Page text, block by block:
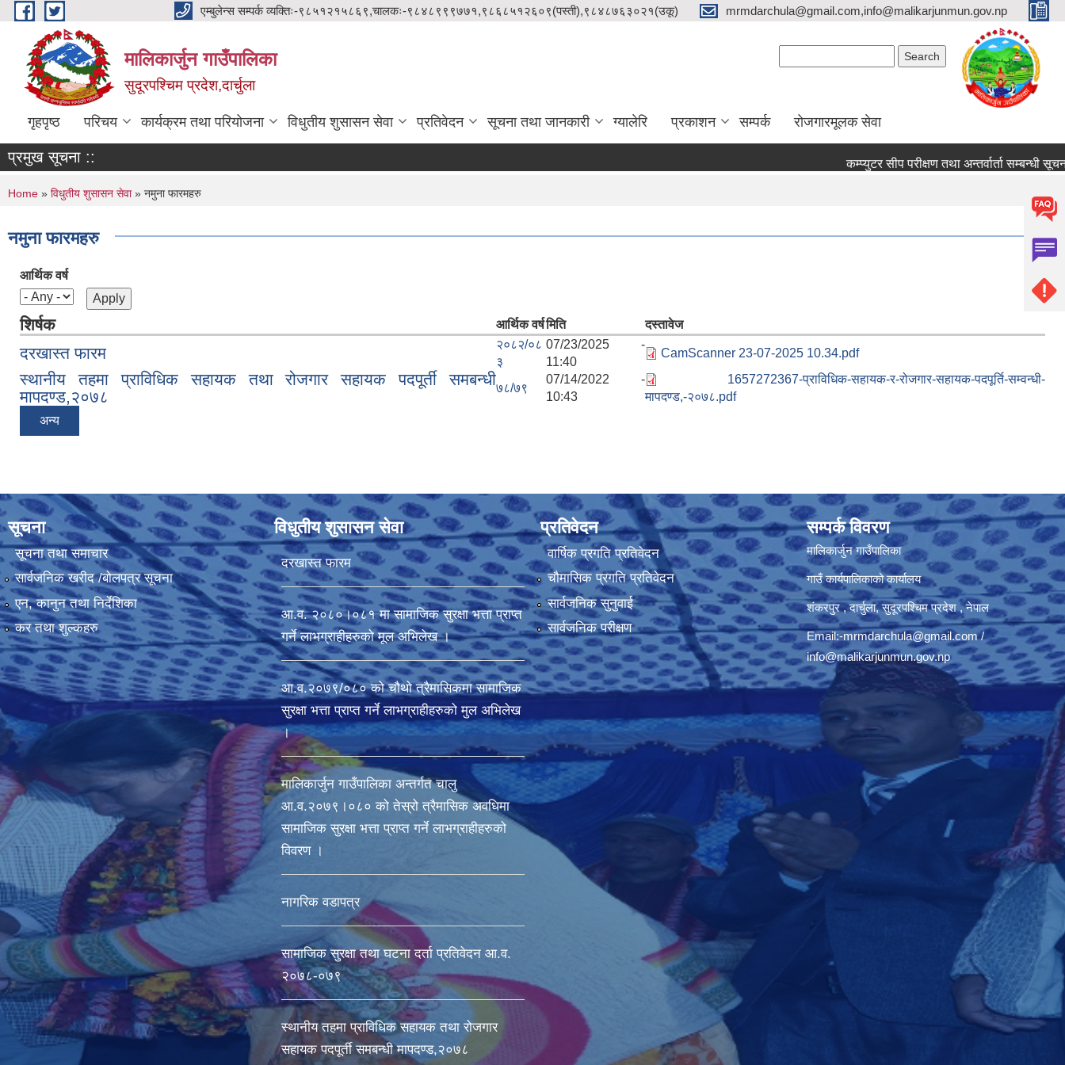
Skip to main content एम्बुलेन्स सम्पर्क व्यक्तिः-९८५१२१५८६९,चालकः-९८४८९९९७७१,९८६८५१२६०९(पस्ती),९८४८७६३०२१(उकू) mrmdarchula@gmail.com,info@malikarjunmun.gov.np
मालिकार्जुन गाउँपालिका
सुदूरपश्चिम प्रदेश,दार्चुला
गृहपृष्ठ परिचय कार्यक्रम तथा परियोजना विधुतीय शुसासन सेवा प्रतिवेदन सूचना तथा जानकारी ग्यालेरि प्रकाशन सम्पर्क रोजगारमूलक सेवा
प्रमुख सूचना :: कम्प्युटर सीप परीक्षण तथा अन्तर्वार्ता सम्बन्धी सूचना
You are here
Home » विधुतीय शुसासन सेवा» नमुना फारमहरु
नमुना फारमहरु
आर्थिक वर्ष
शिर्षक आर्थिक वर्षमिति दस्तावेज
दरखास्त फारम
२०८२/०८
३
07/23/2025 -
11:40
CamScanner 23-07-2025 10.34.pdf
स्थानीय तहमा प्राविधिक सहायक तथा रोजगार सहायक पदपूर्ती समबन्धी
मापदण्ड,२०७८
७८/७९
07/14/2022 -
10:43
1657272367-प्राविधिक-सहायक-र-रोजगार-सहायक-पदपूर्ति-सम्वन्धी-
मापदण्ड,-२०७८.pdf
अन्य
सूचना
सूचना तथा समाचार
सार्वजनिक खरीद /बोलपत्र सूचना
एन, कानुन तथा निर्देशिका
कर तथा शुल्कहरु
विधुतीय शुसासन सेवा
दरखास्त फारम
आ.व. २०८०।०८१ मा सामाजिक सुरक्षा भत्ता प्राप्त
गर्ने लाभग्राहीहरुको मूल अभिलेख ।
आ.व.२०७९/०८० को चौथो त्रैमासिकमा सामाजिक
सुरक्षा भत्ता प्राप्त गर्ने लाभग्राहीहरुको मुल अभिलेख
।
मालिकार्जुन गाउँपालिका अन्तर्गत चालु
आ‍.व.२०७९।०८० को तेस्रो त्रैमासिक अवधिमा
सामाजिक सुरक्षा भत्ता प्राप्त गर्ने लाभग्राहीहरुको
विवरण ।
नागरिक वडापत्र
सामाजिक सुरक्षा तथा घटना दर्ता प्रतिवेदन आ.व.
२०७८-०७९
स्थानीय तहमा प्राविधिक सहायक तथा रोजगार
सहायक पदपूर्ती समबन्धी मापदण्ड,२०७८
प्रतिवेदन
वार्षिक प्रगति प्रतिवेदन
चौमासिक प्रगति प्रतिवेदन
सार्वजनिक सुनुवाई
सार्वजनिक परीक्षण
सम्पर्क विवरण
मालिकार्जुन गाउँपालिका
गाउँ कार्यपालिकाको कार्यालय
शंकरपुर , दार्चुला, सुदूरपश्चिम प्रदेश , नेपाल
Email:-mrmdarchula@gmail.com/
info@malikarjunmun.gov.np